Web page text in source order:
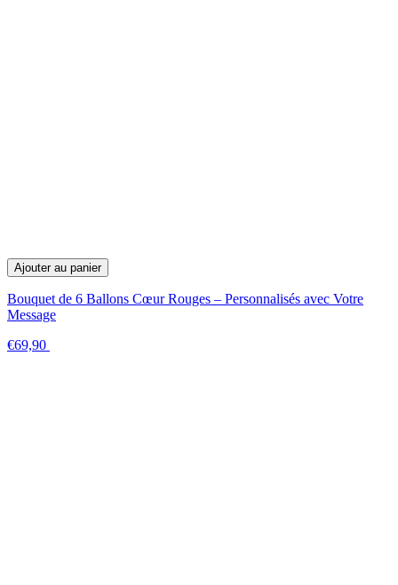
Ajouter au panier
Bouquet de 6 Ballons Cœur Rouges – Personnalisés avec Votre
Message
€69,90